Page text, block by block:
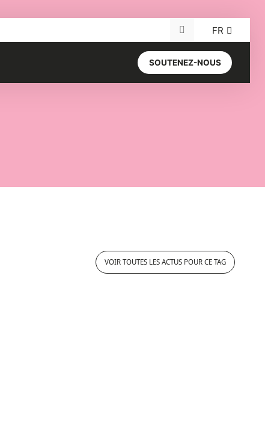
Recherche pour :
FR
SOUTENEZ-NOUS
VOIR TOUTES LES ACTUS POUR CE TAG